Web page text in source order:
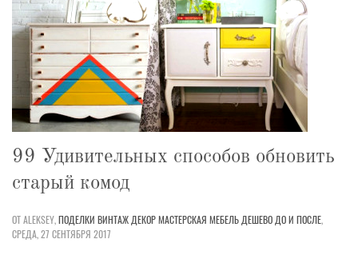
99 Удивительных способов обновить
старый комод
ОТ ALEKSEY,ПОДЕЛКИ ВИНТАЖ ДЕКОРМАСТЕРСКАЯ МЕБЕЛЬ ДЕШЕВО ДО И ПОСЛЕ,
СРЕДА, 27 СЕНТЯБРЯ 2017